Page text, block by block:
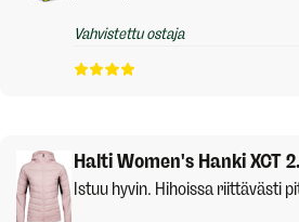
Vahvistettu ostaja
Halti Women's Hanki XCT
Istuu hyvin. Hihoissa riittävästi